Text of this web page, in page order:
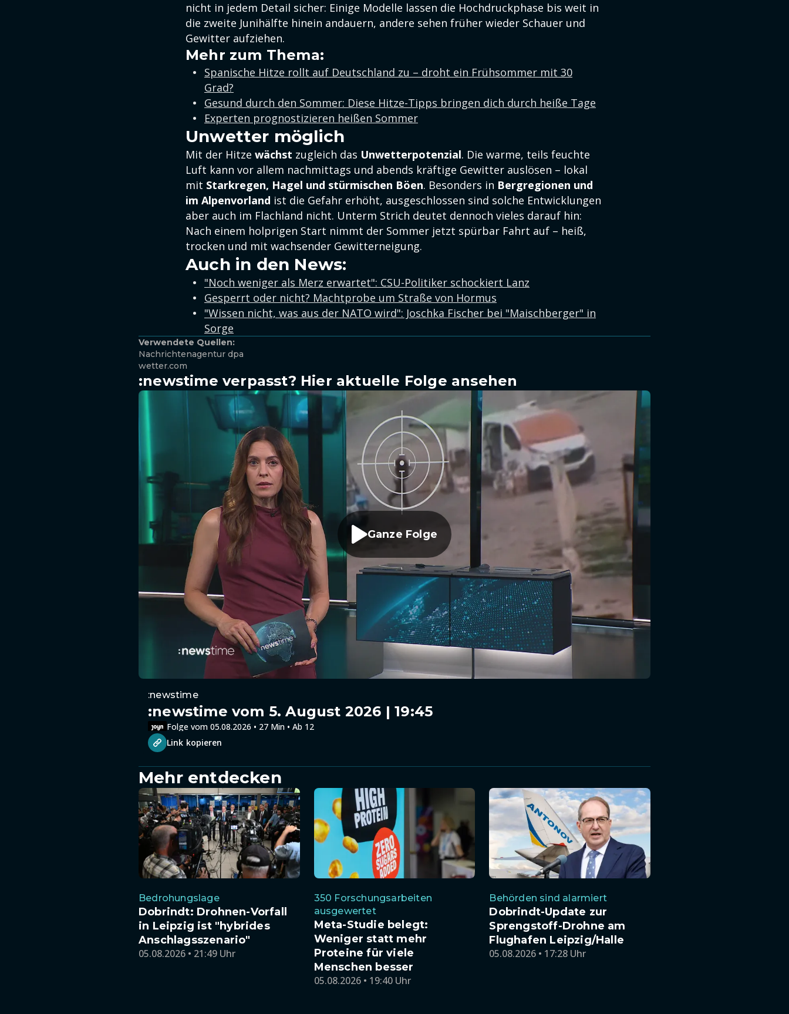
nicht in jedem Detail sicher: Einige Modelle lassen die Hochdruckphase bis weit in
die zweite Junihälfte hinein andauern, andere sehen früher wieder Schauer und
Gewitter aufziehen.
Mehr zum Thema:
Spanische Hitze rollt auf Deutschland zu – droht ein Frühsommer mit 30
Grad?
Gesund durch den Sommer: Diese Hitze-Tipps bringen dich durch heiße Tage
Experten prognostizieren heißen Sommer
Unwetter möglich
Mit der Hitze wächst zugleich das Unwetterpotenzial. Die warme, teils feuchte
Luft kann vor allem nachmittags und abends kräftige Gewitter auslösen – lokal
mit Starkregen, Hagel und stürmischen Böen. Besonders in Bergregionen und
im Alpenvorland ist die Gefahr erhöht, ausgeschlossen sind solche Entwicklungen
aber auch im Flachland nicht. Unterm Strich deutet dennoch vieles darauf hin:
Nach einem holprigen Start nimmt der Sommer jetzt spürbar Fahrt auf – heiß,
trocken und mit wachsender Gewitterneigung.
Auch in den News:
"Noch weniger als Merz erwartet": CSU-Politiker schockiert Lanz
Gesperrt oder nicht? Machtprobe um Straße von Hormus
"Wissen nicht, was aus der NATO wird": Joschka Fischer bei "Maischberger" in
Sorge
Verwendete Quellen:
Nachrichtenagentur dpa
wetter.com
:newstime verpasst? Hier aktuelle Folge ansehen
Ganze Folge
:newstime
:newstime vom 5. August 2026 | 19:45
Folge vom 05.08.2026 • 27 Min • Ab 12
Link kopieren
Mehr entdecken
Bedrohungslage
Dobrindt: Drohnen-Vorfall
in Leipzig ist "hybrides
Anschlagsszenario"
05.08.2026 • 21:49 Uhr
350 Forschungsarbeiten
ausgewertet
Meta-Studie belegt:
Weniger statt mehr
Proteine für viele
Menschen besser
05.08.2026 • 19:40 Uhr
Behörden sind alarmiert
Dobrindt-Update zur
Sprengstoff-Drohne am
Flughafen Leipzig/Halle
05.08.2026 • 17:28 Uhr